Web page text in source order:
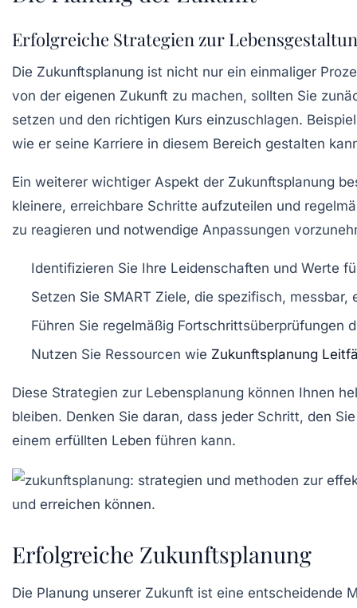
Erfolgreiche Strategien zur
Die Zukunftsplanung ist nicht nur ein einmaliger
von der eigenen Zukunft zu machen, sollten Sie
setzen und den richtigen Kurs einzuschlagen.
wie er seine Karriere in diesem Bereich gestalten
Ein weiterer wichtiger Aspekt der Zukunftsplanung
kleinere, erreichbare Schritte aufzuteilen und
zu reagieren und notwendige Anpassungen
Identifizieren Sie Ihre Leidenschaften und Werte
Setzen Sie SMART Ziele, die spezifisch, messbar,
Führen Sie regelmäßig Fortschrittsüberprüfungen
Nutzen Sie Ressourcen wie Zukunftsplanung
Diese Strategien zur Lebensplanung können Ihnen
bleiben. Denken Sie daran, dass jeder Schritt, den
einem erfüllten Leben führen kann.
Erfolgreiche Zukunftsplanung
Die Planung unserer Zukunft ist eine entscheidende